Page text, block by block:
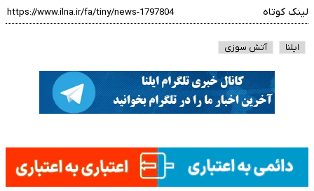
لینک کوتاه
ایلنا آتش سوزی